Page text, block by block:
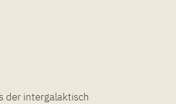
der intergalaktisch